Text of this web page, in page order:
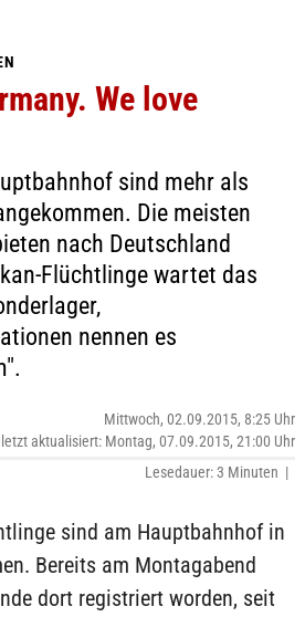
We love
sind mehr als
Die meisten
nach Deutschland
Flüchtlinge wartet das
nennen es
Mittwoch, 02.09.2015, 8:25 Uhr
aktualisiert: Montag, 07.09.2015, 21:00 Uhr
Lesedauer: 3 Minuten |
sind am Hauptbahnhof in
Bereits am Montagabend
dort registriert worden, seit